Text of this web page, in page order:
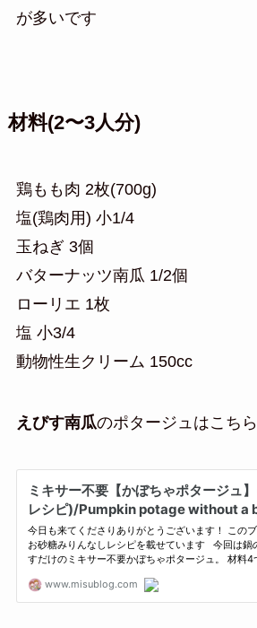
が多いです
材料(2〜3人分)
鶏もも肉 2枚(700g)
塩(鶏肉用) 小1/4
玉ねぎ 3個
バターナッツ南瓜 1/2個
ローリエ 1枚
塩 小3/4
動物性生クリーム 150cc
えびす南瓜のポタージュはこちら